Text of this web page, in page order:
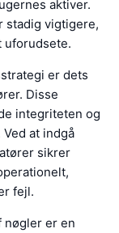
aktiver.
stadig vigtigere,
uforudsete.
er dets
Disse
integriteten og
at indgå
sikrer
fejl.
nøgler er en